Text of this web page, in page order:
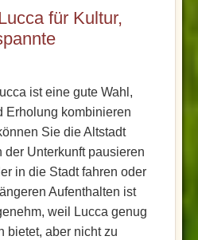
für Kultur,
ist eine gute Wahl,
Erholung kombinieren
Sie die Altstadt
der Unterkunft pausieren
in die Stadt fahren oder
Aufenthalten ist
weil Lucca genug
bietet, aber nicht zu